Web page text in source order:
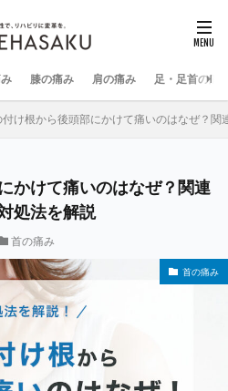
膝の痛み 肩の痛み 足・足首の痛
付け根から後頭部にかけて痛いのはなぜ？
かけて痛いのはなぜ？関連
処法を解説
首の痛み
首の痛み